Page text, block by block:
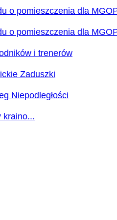
o pomieszczenia dla
o pomieszczenia dla
i trenerów
Zaduszki
Niepodległości
kraino...